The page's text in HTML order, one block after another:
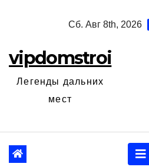
Сб. Авг 8th, 2026
vipdomstroi
Легенды дальних
мест